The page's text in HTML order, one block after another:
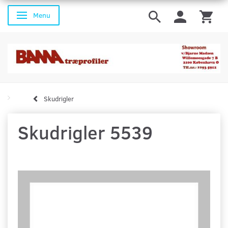
Skifte navigation
Menu
Skudrigler
Skudrigler 5539